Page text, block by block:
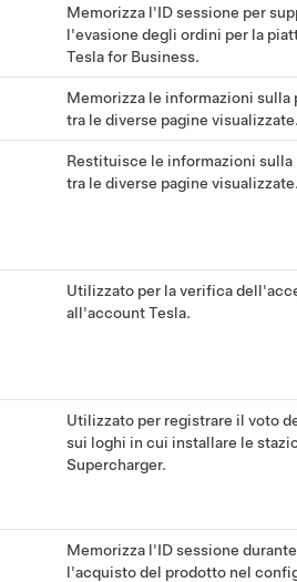
Memorizza l'ID sessione per
l'evasione degli ordini per la
Tesla for Business.
Memorizza le informazioni sulla
tra le diverse pagine
Restituisce le informazioni sulla
tra le diverse pagine
Utilizzato per la verifica
all'account Tesla.
Utilizzato per registrare il voto
sui loghi in cui installare le
Supercharger.
Memorizza l'ID sessione durante
l'acquisto del prodotto nel